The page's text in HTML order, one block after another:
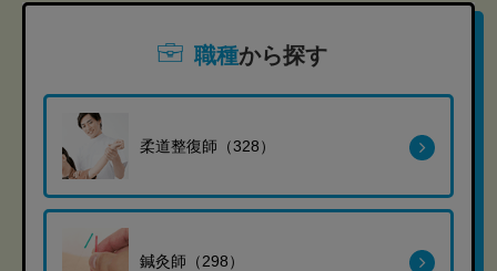
職種から探す
柔道整復師（328）
鍼灸師（298）